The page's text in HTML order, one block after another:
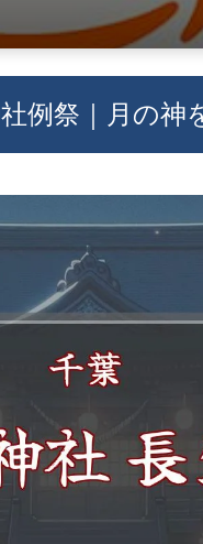
例祭｜月の神